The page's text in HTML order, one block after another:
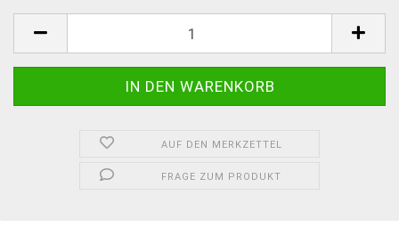
AUF DEN MERKZETTEL
FRAGE ZUM PRODUKT